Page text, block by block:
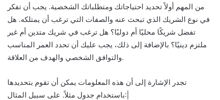
من المهم أولاً تحديد احتياجاتك ومتطلباتك الشخصية. يجب أن تفكر
في نوع الشريك الذي تبحث عنه والصفات التي ترغب أن يمتلكه. هل
تفضل شريكًا محليًا أم دوليًا؟ هل ترغب في شريك متدين أم غير
ملتزم دينيًا؟ بالإضافة إلى ذلك، يجب عليك أن تحدد العمر المناسب
والتوافق الشخصي والهدف من العلاقة.
تجدر الإشارة إلى أن هذه المعلومات يمكن أن تقوم بتحديدها
باستخدام جدول مثلاً. على سبيل المثال:|